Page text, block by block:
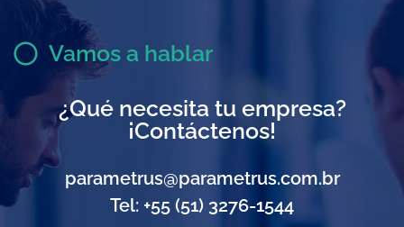
Vamos a hablar
¿Qué necesita tu empresa?
¡Contáctenos!
parametrus@parametrus.com.br
Tel: +55 (51) 3276-1544